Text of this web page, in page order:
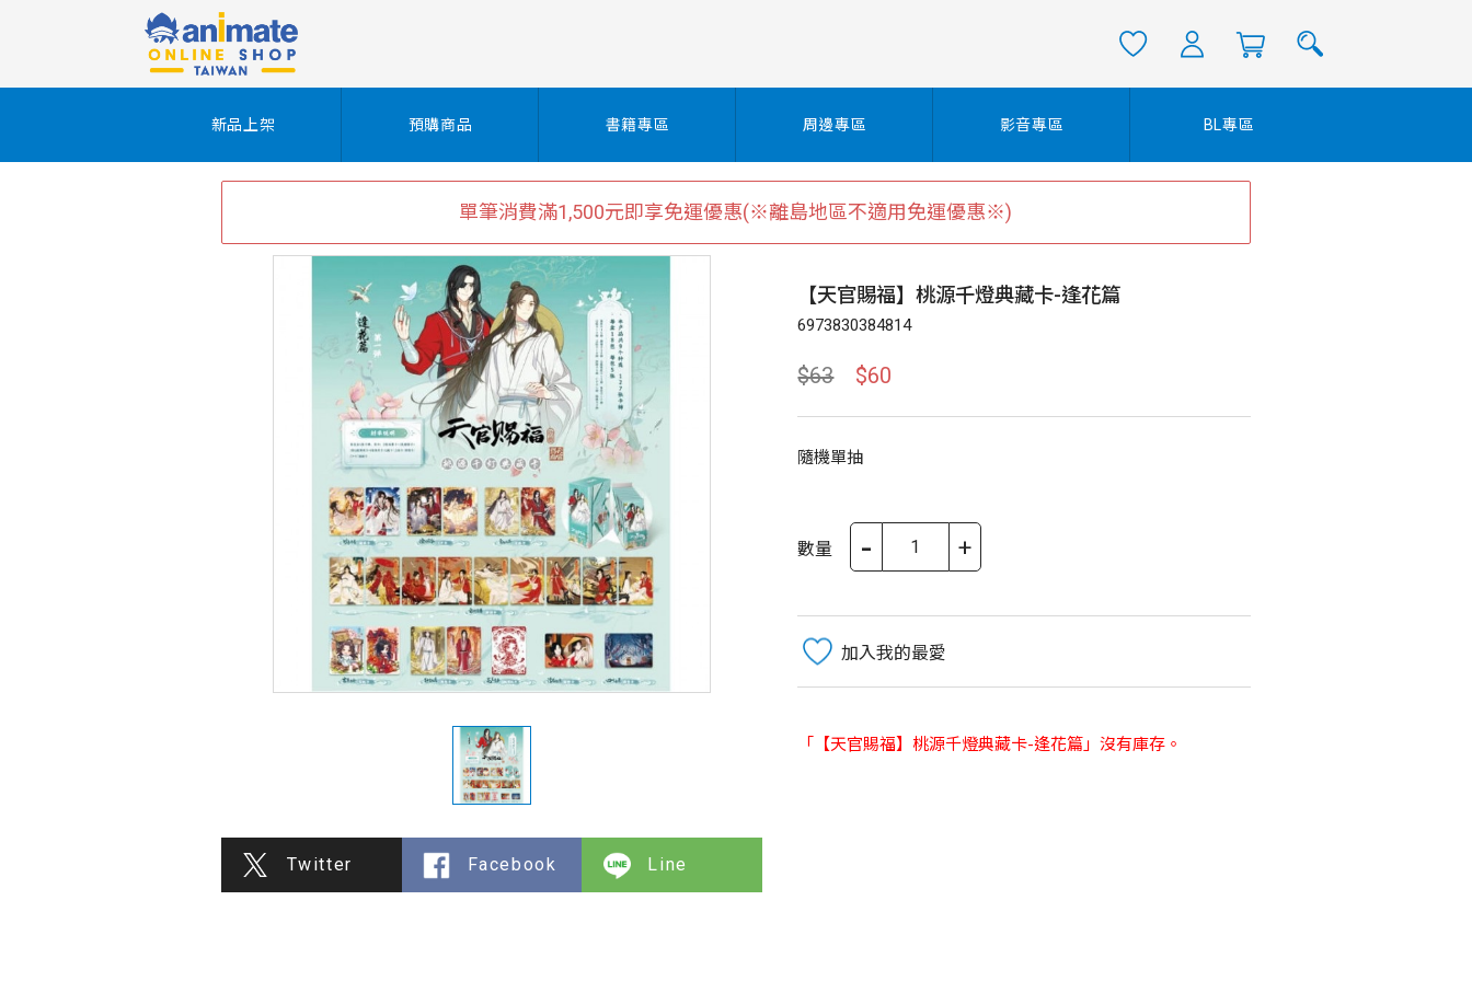
新品上架 預購商品 書籍專區 周邊專區 影音專區 BL專區
單筆消費滿1,500元即享免運優惠(※離島地區不適用免運優惠※)
Twitter Facebook Line
【天官賜福】桃源千燈典藏卡-逢花篇
6973830384814
$63 $60
隨機單抽
數量 - +
加入我的最愛
「【天官賜福】桃源千燈典藏卡-逢花篇」沒有庫存。